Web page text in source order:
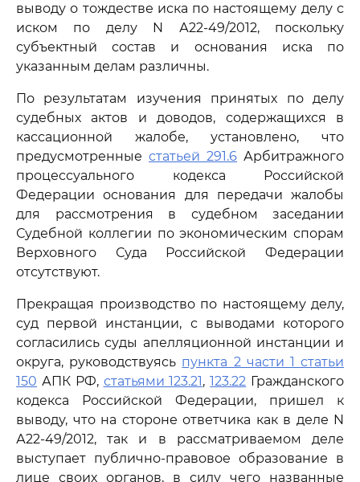
выводу о тождестве иска по настоящему делу с
иском по делу N А22-49/2012, поскольку
субъектный состав и основания иска по
указанным делам различны.
По результатам изучения принятых по делу
судебных актов и доводов, содержащихся в
кассационной жалобе, установлено, что
предусмотренные статьей 291.6 Арбитражного
процессуального кодекса Российской
Федерации основания для передачи жалобы
для рассмотрения в судебном заседании
Судебной коллегии по экономическим спорам
Верховного Суда Российской Федерации
отсутствуют.
Прекращая производство по настоящему делу,
суд первой инстанции, с выводами которого
согласились суды апелляционной инстанции и
округа, руководствуясь пункта 2 части 1 статьи
150 АПК РФ, статьями 123.21,123.22 Гражданского
кодекса Российской Федерации, пришел к
выводу, что на стороне ответчика как в деле N
А22-49/2012, так и в рассматриваемом деле
выступает публично-правовое образование в
лице своих органов, в силу чего названные